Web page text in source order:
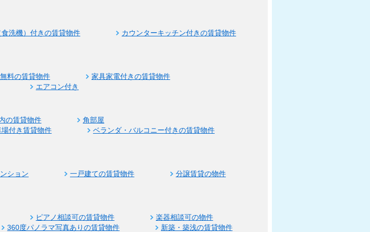
洗機）付きの賃貸物件
カウンターキッチン付きの賃貸物件
料の賃貸物件
家具家電付きの賃貸物件
エアコン付き
の賃貸物件
角部屋
場付き賃貸物件
ベランダ・バルコニー付きの賃貸物件
ション 一戸建ての賃貸物件
分譲賃貸の物件
ピアノ相談可の賃貸物件
楽器相談可の物件
360度パノラマ写真ありの賃貸物件
新築・築浅の賃貸物件